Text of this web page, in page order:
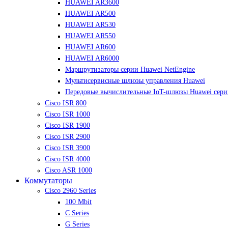
HUAWEI AR3600
HUAWEI AR500
HUAWEI AR530
HUAWEI AR550
HUAWEI AR600
HUAWEI AR6000
Маршрутизаторы серии Huawei NetEngine
Мультисервисные шлюзы управления Huawei
Передовые вычислительные IoT-шлюзы Huawei
Cisco ISR 800
Cisco ISR 1000
Cisco ISR 1900
Cisco ISR 2900
Cisco ISR 3900
Cisco ISR 4000
Cisco ASR 1000
Коммутаторы
Cisco 2960 Series
100 Mbit
C Series
G Series